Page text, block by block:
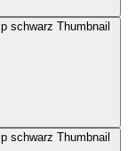
Thumbnail
Thumbnail